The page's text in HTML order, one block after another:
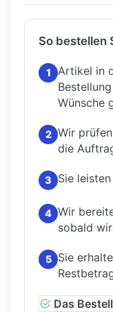
So bestellen
1
Artikel in
Wünsche
2 Wir
die
3 Sie
4 Wir
sobald
5
Sie
Das